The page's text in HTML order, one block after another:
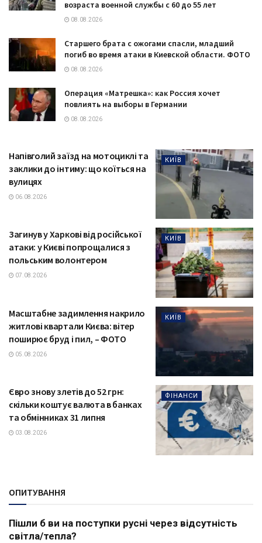
возраста военной службы с 60 до 55 лет
08.08.2026
Старшего брата с ожогами спасли, младший
погиб во время атаки в Киевской области. ФОТО
08.08.2026
Операция «Матрешка»: как Россия хочет
повлиять на выборы в Германии
08.08.2026
КИЇВ
Напівголий заїзд на мотоциклі та
заклики до інтиму: що коїться на
вулицях
06.08.2026
КИЇВ
Загинув у Харкові від російської
атаки: у Києві попрощалися з
польським волонтером
07.08.2026
КИЇВ
Масштабне задимлення накрило
житлові квартали Києва: вітер
поширює бруд і пил, – ФОТО
05.08.2026
ФІНАНСИ
Євро знову злетів до 52 грн:
скільки коштує валюта в банках
та обмінниках 31 липня
03.08.2026
ОПИТУВАННЯ
Пішли б ви на поступки русні через відсутність
світла/тепла?